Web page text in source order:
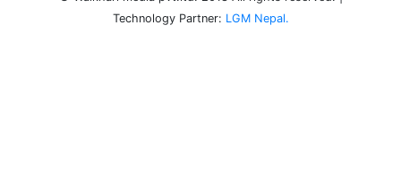
Technology Partner: LGM Nepal.